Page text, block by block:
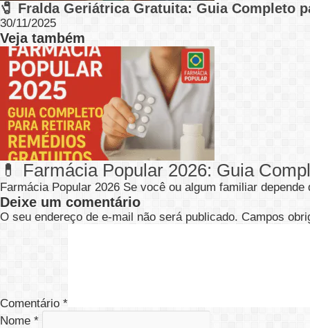
🧷 Fralda Geriátrica Gratuita: Guia Completo
30/11/2025
Veja também
💊 Farmácia Popular 2026: Guia
Farmácia Popular 2026 Se você ou algum familiar
Deixe um comentário
O seu endereço de e-mail não será publicado. Campos
Comentário *
Nome *